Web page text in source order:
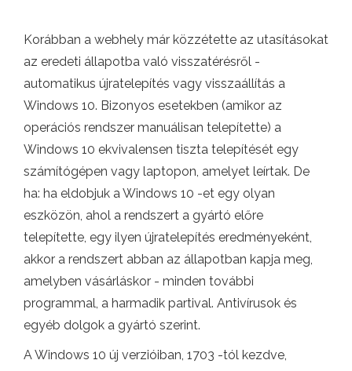
Korábban a webhely már közzétette az utasításokat
az eredeti állapotba való visszatérésről -
automatikus újratelepítés vagy visszaállítás a
Windows 10. Bizonyos esetekben (amikor az
operációs rendszer manuálisan telepítette) a
Windows 10 ekvivalensen tiszta telepítését egy
számítógépen vagy laptopon, amelyet leírtak. De
ha: ha eldobjuk a Windows 10 -et egy olyan
eszközön, ahol a rendszert a gyártó előre
telepítette, egy ilyen újratelepítés eredményeként,
akkor a rendszert abban az állapotban kapja meg,
amelyben vásárláskor - minden további
programmal, a harmadik partival. Antivírusok és
egyéb dolgok a gyártó szerint.
A Windows 10 új verzióiban, 1703 -tól kezdve,